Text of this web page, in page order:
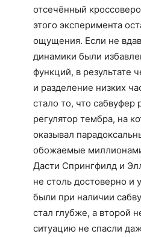
отсечённый
этого эксперимента
ощущения. Если не
динамики были
функций, в результате
и разделение низких
стало то, что сабвуфер
регулятор тембра, на
оказывал
обожаемые
Дасти Спрингфилд и
не столь достоверно и
были при наличии
стал глубже, а второй
ситуацию не спасли